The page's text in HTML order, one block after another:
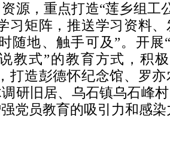
源，重点打造“莲乡组工
习矩阵，推送学习资料
随地、触手可及”。开展
教式”的教育方式，积
打造彭德怀纪念馆、罗
研旧居、乌石镇乌石峰
党员教育的吸引力和感染